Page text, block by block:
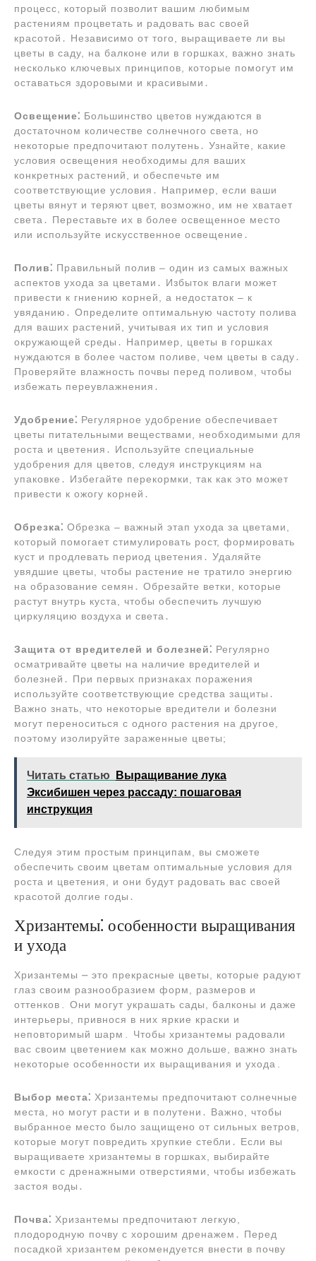
процесс, который позволит вашим любимым
растениям процветать и радовать вас своей
красотой․ Независимо от того, выращиваете ли вы
цветы в саду, на балконе или в горшках, важно знать
несколько ключевых принципов, которые помогут им
оставаться здоровыми и красивыми․
Освещение⁚ Большинство цветов нуждаются в
достаточном количестве солнечного света, но
некоторые предпочитают полутень․ Узнайте, какие
условия освещения необходимы для ваших
конкретных растений, и обеспечьте им
соответствующие условия․ Например, если ваши
цветы вянут и теряют цвет, возможно, им не хватает
света․ Переставьте их в более освещенное место
или используйте искусственное освещение․
Полив⁚ Правильный полив – один из самых важных
аспектов ухода за цветами․ Избыток влаги может
привести к гниению корней, а недостаток – к
увяданию․ Определите оптимальную частоту полива
для ваших растений, учитывая их тип и условия
окружающей среды․ Например, цветы в горшках
нуждаются в более частом поливе, чем цветы в саду․
Проверяйте влажность почвы перед поливом, чтобы
избежать переувлажнения․
Удобрение⁚ Регулярное удобрение обеспечивает
цветы питательными веществами, необходимыми для
роста и цветения․ Используйте специальные
удобрения для цветов, следуя инструкциям на
упаковке․ Избегайте перекормки, так как это может
привести к ожогу корней․
Обрезка⁚ Обрезка – важный этап ухода за цветами,
который помогает стимулировать рост, формировать
куст и продлевать период цветения․ Удаляйте
увядшие цветы, чтобы растение не тратило энергию
на образование семян․ Обрезайте ветки, которые
растут внутрь куста, чтобы обеспечить лучшую
циркуляцию воздуха и света․
Защита от вредителей и болезней⁚ Регулярно
осматривайте цветы на наличие вредителей и
болезней․ При первых признаках поражения
используйте соответствующие средства защиты․
Важно знать, что некоторые вредители и болезни
могут переноситься с одного растения на другое,
поэтому изолируйте зараженные цветы;
Читать статью
Выращивание лука
Эксибишен через рассаду: пошаговая
инструкция
Следуя этим простым принципам, вы сможете
обеспечить своим цветам оптимальные условия для
роста и цветения, и они будут радовать вас своей
красотой долгие годы․
Хризантемы⁚ особенности выращивания
и ухода
Хризантемы ⎼ это прекрасные цветы, которые радуют
глаз своим разнообразием форм, размеров и
оттенков․ Они могут украшать сады, балконы и даже
интерьеры, привнося в них яркие краски и
неповторимый шарм․ Чтобы хризантемы радовали
вас своим цветением как можно дольше, важно знать
некоторые особенности их выращивания и ухода․
Выбор места⁚ Хризантемы предпочитают солнечные
места, но могут расти и в полутени․ Важно, чтобы
выбранное место было защищено от сильных ветров,
которые могут повредить хрупкие стебли․ Если вы
выращиваете хризантемы в горшках, выбирайте
емкости с дренажными отверстиями, чтобы избежать
застоя воды․
Почва⁚ Хризантемы предпочитают легкую,
плодородную почву с хорошим дренажем․ Перед
посадкой хризантем рекомендуется внести в почву